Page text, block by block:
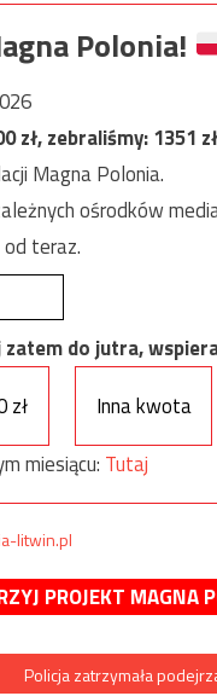
Polonia!
zł, zebraliśmy:1351
Magna Polonia.
ośrodków
teraz.
do jutra,
zł
Inna kwota
miesiącu: Tutaj
litwin.pl
PROJEKT MAGNA
Policja zatrzymała